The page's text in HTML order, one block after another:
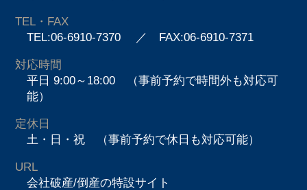
TEL・FAX
TEL:06-6910-7370 ／ FAX:06-6910-7371
対応時間
平日 9:00～18:00 （事前予約で時間外も対応可
能）
定休日
土・日・祝 （事前予約で休日も対応可能）
URL
会社破産/倒産の特設サイト